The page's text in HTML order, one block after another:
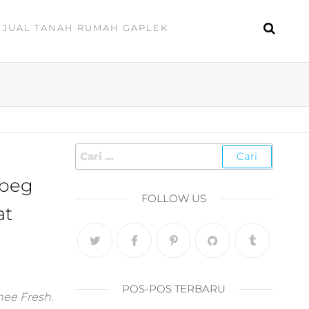
JUAL TANAH RUMAH GAPLEK
Fresh.
FOLLOW US
POS-POS TERBARU